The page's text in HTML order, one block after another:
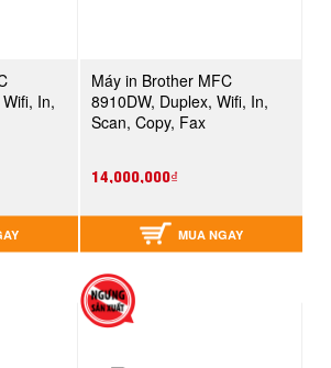
In,
Máy in Brother MFC
8910DW, Duplex, Wifi, In,
Scan, Copy, Fax
14,000,000₫
MUA NGAY